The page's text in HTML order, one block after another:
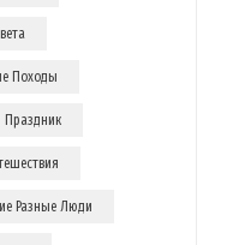
Походы
Праздник
Разные Люди